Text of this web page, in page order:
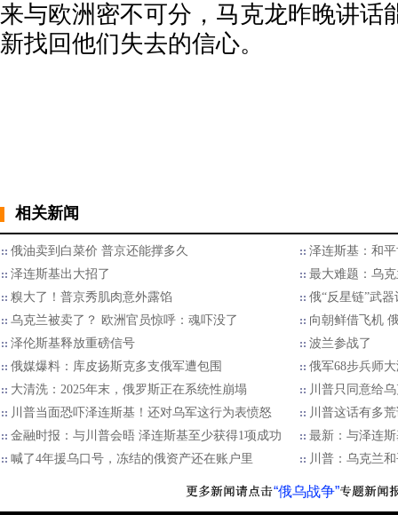
来与欧洲密不可分，马克龙昨晚讲话
新找回他们失去的信心。
相关新闻
俄油卖到白菜价 普京还能撑多久
泽连斯基：和
泽连斯基出大招了
最大难题：乌
糗大了！普京秀肌肉意外露馅
俄“反星链”武
乌克兰被卖了？ 欧洲官员惊呼：魂吓没了
向朝鲜借飞机
泽伦斯基释放重磅信号
波兰参战了
俄媒爆料：库皮扬斯克多支俄军遭包围
俄军68步兵师
大清洗：2025年末，俄罗斯正在系统性崩塌
川普只同意给
川普当面恐吓泽连斯基！还对乌军这行为表愤怒
川普这话有多
金融时报：与川普会晤 泽连斯基至少获得1项成功
最新：与泽连
喊了4年援乌口号，冻结的俄资产还在账户里
川普：乌克兰
“俄乌战争”